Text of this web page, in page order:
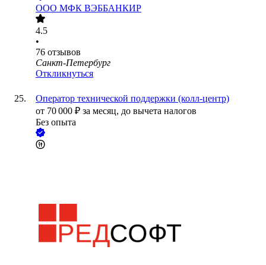
ООО МФК ВЭББАНКИР
4.5
•
76 отзывов
Санкт-Петербург
Откликнуться
Оператор технической поддержки (колл-центр)
от 70 000 ₽ за месяц, до вычета налогов
Без опыта